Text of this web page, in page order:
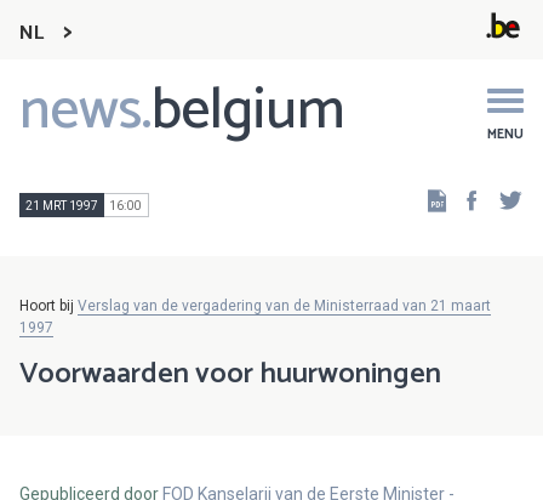
NL
news.belgium MENU
Main
navigation
21 MRT 1997 16:00
Hoort bij Verslag van de vergadering van de Ministerraad van 21 maart
1997
Voorwaarden voor huurwoningen
Gepubliceerd door FOD Kanselarij van de Eerste Minister -